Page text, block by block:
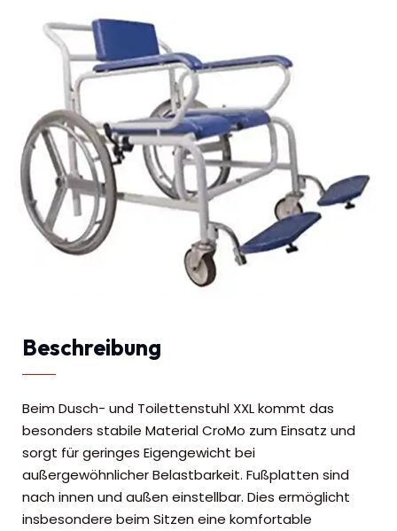
Beschreibung
Beim Dusch- und Toilettenstuhl XXL kommt das
besonders stabile Material CroMo zum Einsatz und
sorgt für geringes Eigengewicht bei
außergewöhnlicher Belastbarkeit. Fußplatten sind
nach innen und außen einstellbar. Dies ermöglicht
insbesondere beim Sitzen eine komfortable